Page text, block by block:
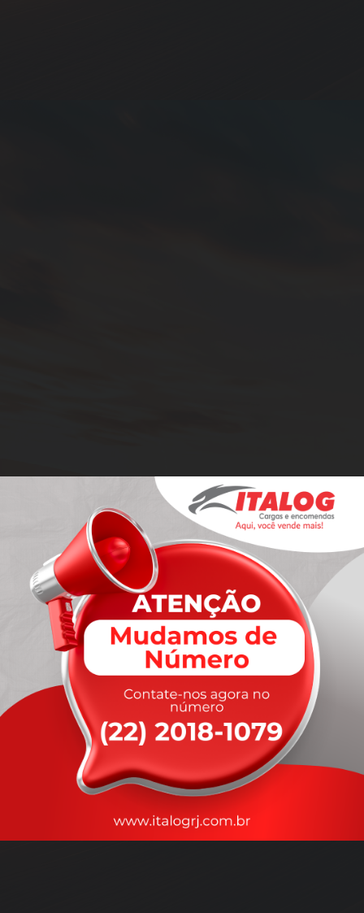
rapidez
que você precisa,
com a qualidade que vocêmerece.
Nossos motoristas são treinados para garantir a máxima
durante o transporte, com rastreamento em tempo real.